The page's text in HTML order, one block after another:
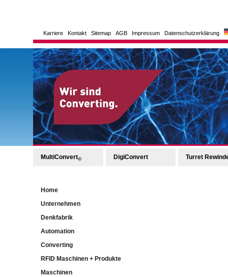
Karriere Kontakt Sitemap AGB Impressum Datenschutzerklärung
MultiConvert© DigiConvert Turret
Home
Unternehmen
Denkfabrik
Automation
Converting
RFID Maschinen + Produkte
Maschinen